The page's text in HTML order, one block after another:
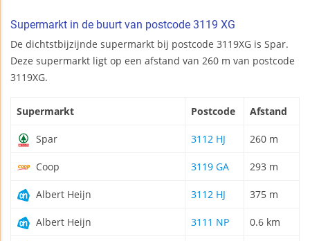
Supermarkt in de buurt van postcode 3119 XG
De dichtstbijzijnde supermarkt bij postcode 3119XG is Spar.
Deze supermarkt ligt op een afstand van 260 m van postcode
3119XG.
Supermarkt Postcode Afstand
Spar 3112 HJ 260 m
Coop 3119 GA 293 m
Albert Heijn 3112 HJ 375 m
Albert Heijn 3111 NP 0.6 km